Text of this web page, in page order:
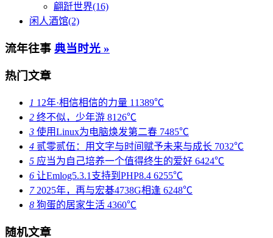
翩跹世界(16)
闲人酒馆(2)
流年往事 典当时光 »
热门文章
1 12年·相信相信的力量 11389℃
2 终不似，少年游 8126℃
3 使用Linux为电脑焕发第二春 7485℃
4 贰零贰伍：用文字与时间赋予未来与成长 7032℃
5 应当为自己培养一个值得终生的爱好 6424℃
6 让Emlog5.3.1支持到PHP8.4 6255℃
72025年，再与宏碁4738G相逢 6248℃
8 狗蛋的居家生活 4360℃
随机文章